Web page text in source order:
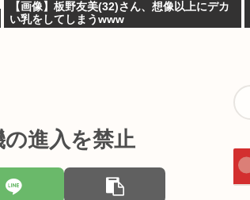
【画像】板野友美(32)さん、想像以上にデカ
い乳をしてしまうwww
の進入を禁止